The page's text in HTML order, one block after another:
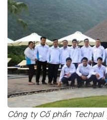
Công ty Cổ phần